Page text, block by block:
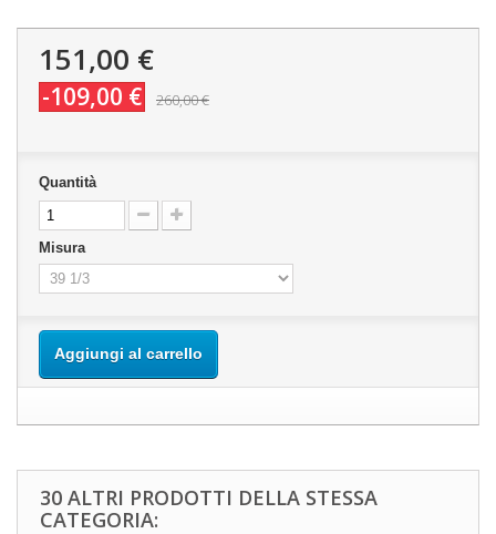
151,00 €
-109,00 € 260,00 €
Quantità
Misura
Aggiungi al carrello
30 ALTRI PRODOTTI DELLA STESSA
CATEGORIA: